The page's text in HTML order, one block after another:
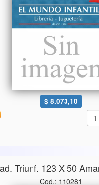
$ 8.073,10
Triunf. 123 X 50
Cod.: 110281